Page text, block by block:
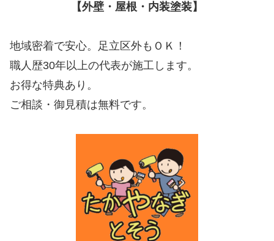
【外壁・屋根・内装塗装】
地域密着で安心。足立区外もＯＫ！
職人歴30年以上の代表が施工します。
お得な特典あり。
ご相談・御見積は無料です。